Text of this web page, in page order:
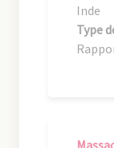
Inde
Type